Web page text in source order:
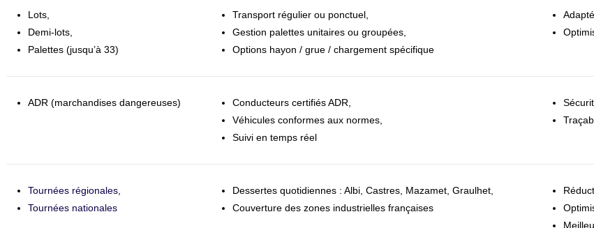
Lots,
Demi-lots,
Palettes (jusqu’à 33)
Transport régulier ou ponctuel,
Gestion palettes unitaires ou groupées,
Options hayon / grue / chargement spécifique
ADR (marchandises dangereuses)
Conducteurs certifiés ADR,
Véhicules conformes aux normes,
Suivi en temps réel
Tournées régionales,
Tournées nationales
Dessertes quotidiennes : Albi, Castres, Mazamet, Graulhet,
Couverture des zones industrielles françaises